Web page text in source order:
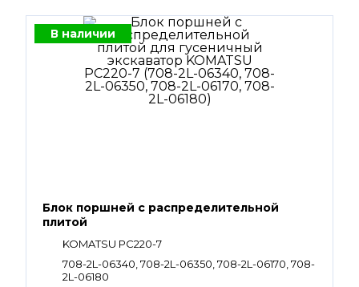
В наличии
Блок поршней c распределительной
плитой
KOMATSU PC220-7
708-2L-06340, 708-2L-06350, 708-2L-06170, 708-
2L-06180